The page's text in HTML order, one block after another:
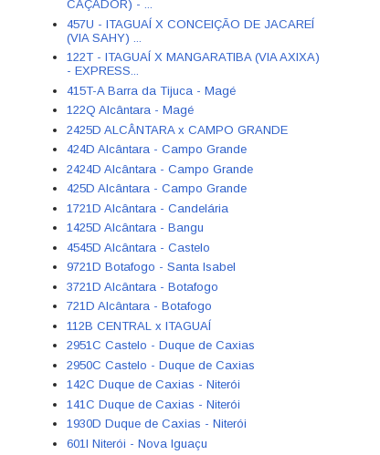
CAÇADOR) - ...
457U - ITAGUAÍ X CONCEIÇÃO DE JACAREÍ
(VIA SAHY) ...
122T - ITAGUAÍ X MANGARATIBA (VIA AXIXA)
- EXPRESS...
415T-A Barra da Tijuca - Magé
122Q Alcântara - Magé
2425D ALCÂNTARA x CAMPO GRANDE
424D Alcântara - Campo Grande
2424D Alcântara - Campo Grande
425D Alcântara - Campo Grande
1721D Alcântara - Candelária
1425D Alcântara - Bangu
4545D Alcântara - Castelo
9721D Botafogo - Santa Isabel
3721D Alcântara - Botafogo
721D Alcântara - Botafogo
112B CENTRAL x ITAGUAÍ
2951C Castelo - Duque de Caxias
2950C Castelo - Duque de Caxias
142C Duque de Caxias - Niterói
141C Duque de Caxias - Niterói
1930D Duque de Caxias - Niterói
601I Niterói - Nova Iguaçu